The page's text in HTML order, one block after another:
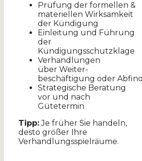
Prüfung der formellen &
materiellen Wirksamkeit
der Kündigung
Einleitung und Führung
der
Kündigungsschutzklage
Verhandlungen
über Weiter­
beschäftigung oder
Strategische Beratung
vor und nach
Gütetermin
Tipp:Je früher Sie handeln,
desto größer Ihre
Verhandlungsspielräume.